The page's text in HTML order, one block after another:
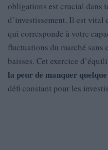
obligations est crucial dans
d’investissement. Il est
qui corresponde à votre
fluctuations du marché sans
baisses. Cet exercice
la peur de manquer quelque
défi constant pour les